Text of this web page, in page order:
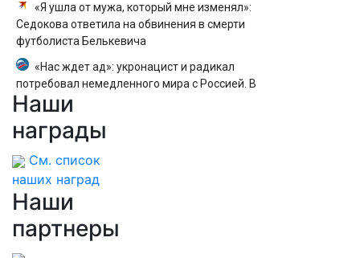
«Я ушла от мужа, который мне изменял»:
Седокова ответила на обвинения в смерти
футболиста Белькевича
«Нас ждет ад»: укронацист и радикал
потребовал немедленного мира с Россией. В
чем хитрость?
Наши
награды
См. список
наших наград
Наши
партнеры